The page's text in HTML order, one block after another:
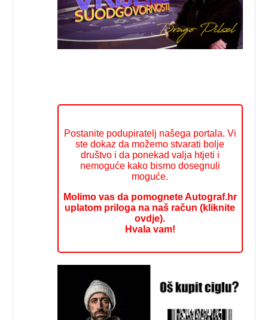
Postanite podupiratelj našega portala. Vi
ste dokaz da možemo stvarati bolje
društvo i da ponekad valja htjeti i
nemoguće kako bismo dosegnuli
moguće.
Molimo vas da pomognete Autograf.hr
uplatom priloga na naš račun (kliknite
ovdje).
Hvala vam!